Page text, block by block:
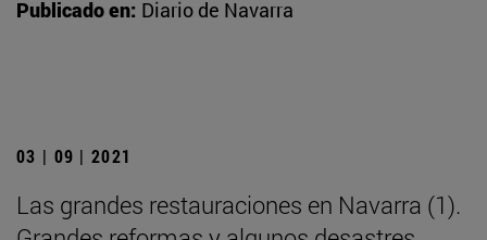
Publicado en: Diario de Navarra
03 | 09 | 2021
Las grandes restauraciones en Navarra (1).